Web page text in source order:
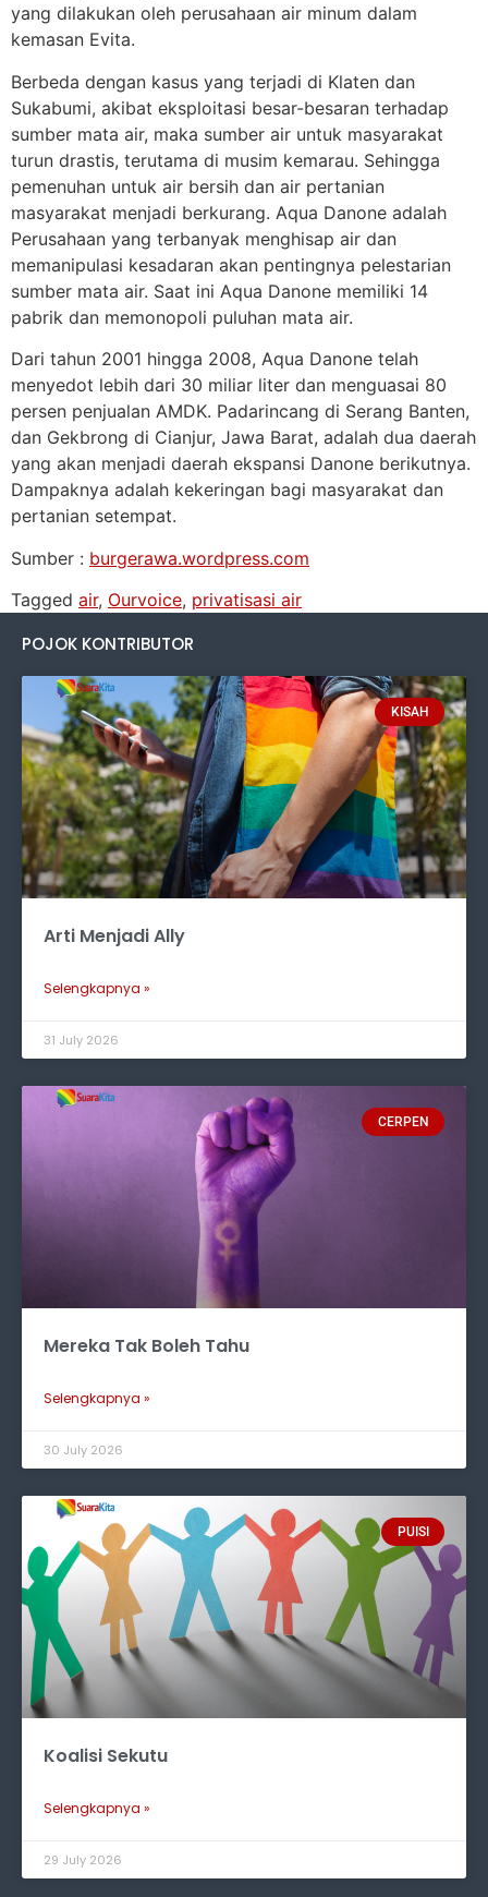
yang dilakukan oleh perusahaan air minum dalam
kemasan Evita.
Berbeda dengan kasus yang terjadi di Klaten dan
Sukabumi, akibat eksploitasi besar-besaran terhadap
sumber mata air, maka sumber air untuk masyarakat
turun drastis, terutama di musim kemarau. Sehingga
pemenuhan untuk air bersih dan air pertanian
masyarakat menjadi berkurang. Aqua Danone adalah
Perusahaan yang terbanyak menghisap air dan
memanipulasi kesadaran akan pentingnya pelestarian
sumber mata air. Saat ini Aqua Danone memiliki 14
pabrik dan memonopoli puluhan mata air.
Dari tahun 2001 hingga 2008, Aqua Danone telah
menyedot lebih dari 30 miliar liter dan menguasai 80
persen penjualan AMDK. Padarincang di Serang Banten,
dan Gekbrong di Cianjur, Jawa Barat, adalah dua daerah
yang akan menjadi daerah ekspansi Danone berikutnya.
Dampaknya adalah kekeringan bagi masyarakat dan
pertanian setempat.
Sumber : burgerawa.wordpress.com
Tagged air, Ourvoice, privatisasi air
POJOK KONTRIBUTOR
KISAH
Arti Menjadi Ally
Selengkapnya »
31 July 2026
CERPEN
Mereka Tak Boleh Tahu
Selengkapnya »
30 July 2026
PUISI
Koalisi Sekutu
Selengkapnya »
29 July 2026